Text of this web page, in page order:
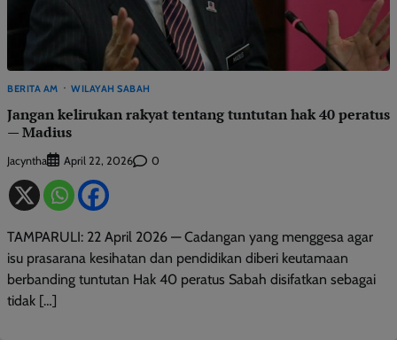
BERITA AM WILAYAH SABAH
Jangan kelirukan rakyat tentang tuntutan hak 40 peratus
— Madius
Jacyntha April 22, 2026 0
TAMPARULI: 22 April 2026 — Cadangan yang menggesa agar
isu prasarana kesihatan dan pendidikan diberi keutamaan
berbanding tuntutan Hak 40 peratus Sabah disifatkan sebagai
tidak […]